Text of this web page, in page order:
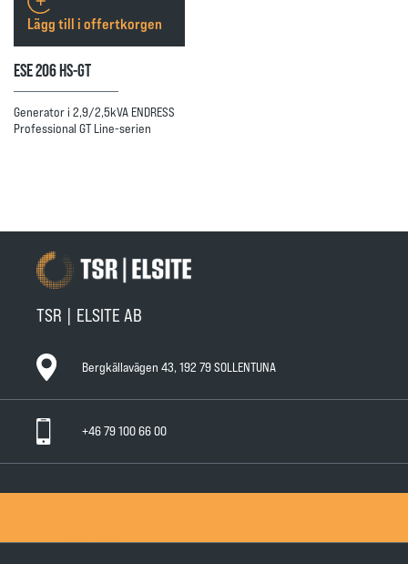
ESE 206 HS-GT
Generator i 2,9/2,5kVA ENDRESS
Professional GT Line-serien
Lägg till i offertkorgen
TSR | ELSITE AB
Bergkällavägen 43, 192 79 SOLLENTUNA
+46 79 100 66 00